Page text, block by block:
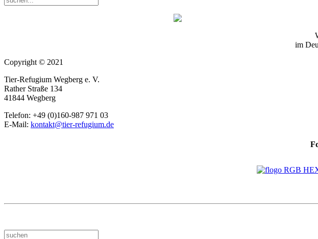
im
Copyright © 2021
Tier-Refugium Wegberg e. V.
Rather Straße 134
41844 Wegberg
Telefon: +49 (0)160-987 971 03
E-Mail: kontakt@tier-refugium.de